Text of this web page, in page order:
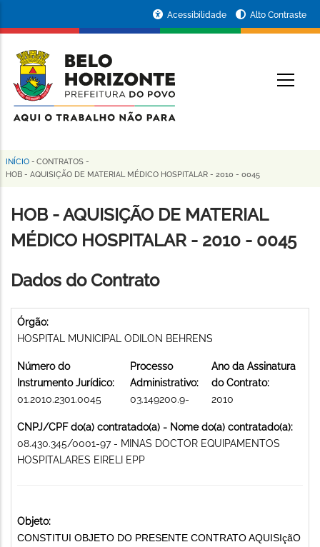
conteúdo
principal
da
Prefeitura
de
Horizonte
Acessibilidade Alto Contraste
Trilha
navegação
INÍCIO - CONTRATOS -
HOB - AQUISIÇÃO DE MATERIAL MÉDICO HOSPITALAR - 2010 - 0045
HOB - AQUISIÇÃO DE MATERIAL
MÉDICO HOSPITALAR - 2010 - 0045
Dados do Contrato
Órgão:
HOSPITAL MUNICIPAL ODILON BEHRENS
Número do
Instrumento Jurídico:
01.2010.2301.0045
Processo
Administrativo:
03.149200.9-
Ano da Assinatura
do Contrato:
2010
CNPJ/CPF do(a) contratado(a) - Nome do(a) contratado(a):
08.430.345/0001-97 - MINAS DOCTOR EQUIPAMENTOS
HOSPITALARES EIRELI EPP
Objeto:
CONSTITUI OBJETO DO PRESENTE CONTRATO AQUISIçãO